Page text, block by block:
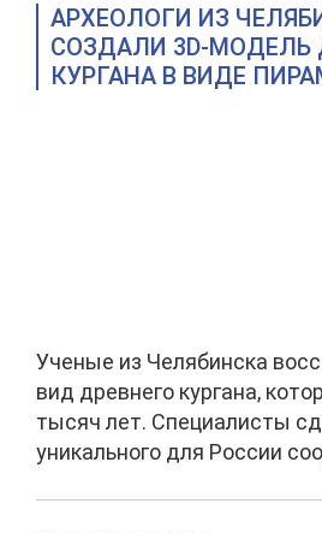
АРХЕОЛОГИ ИЗ
СОЗДАЛИ 3D-МОДЕЛЬ
КУРГАНА В ВИДЕ
Ученые из Челябинска
вид древнего кургана,
тысяч лет. Специалисты
уникального для России